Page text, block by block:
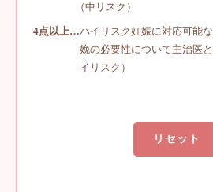
（中リスク）
4点以上…ハイリスク妊娠に対応可能
娩の必要性について主治医
イリスク）